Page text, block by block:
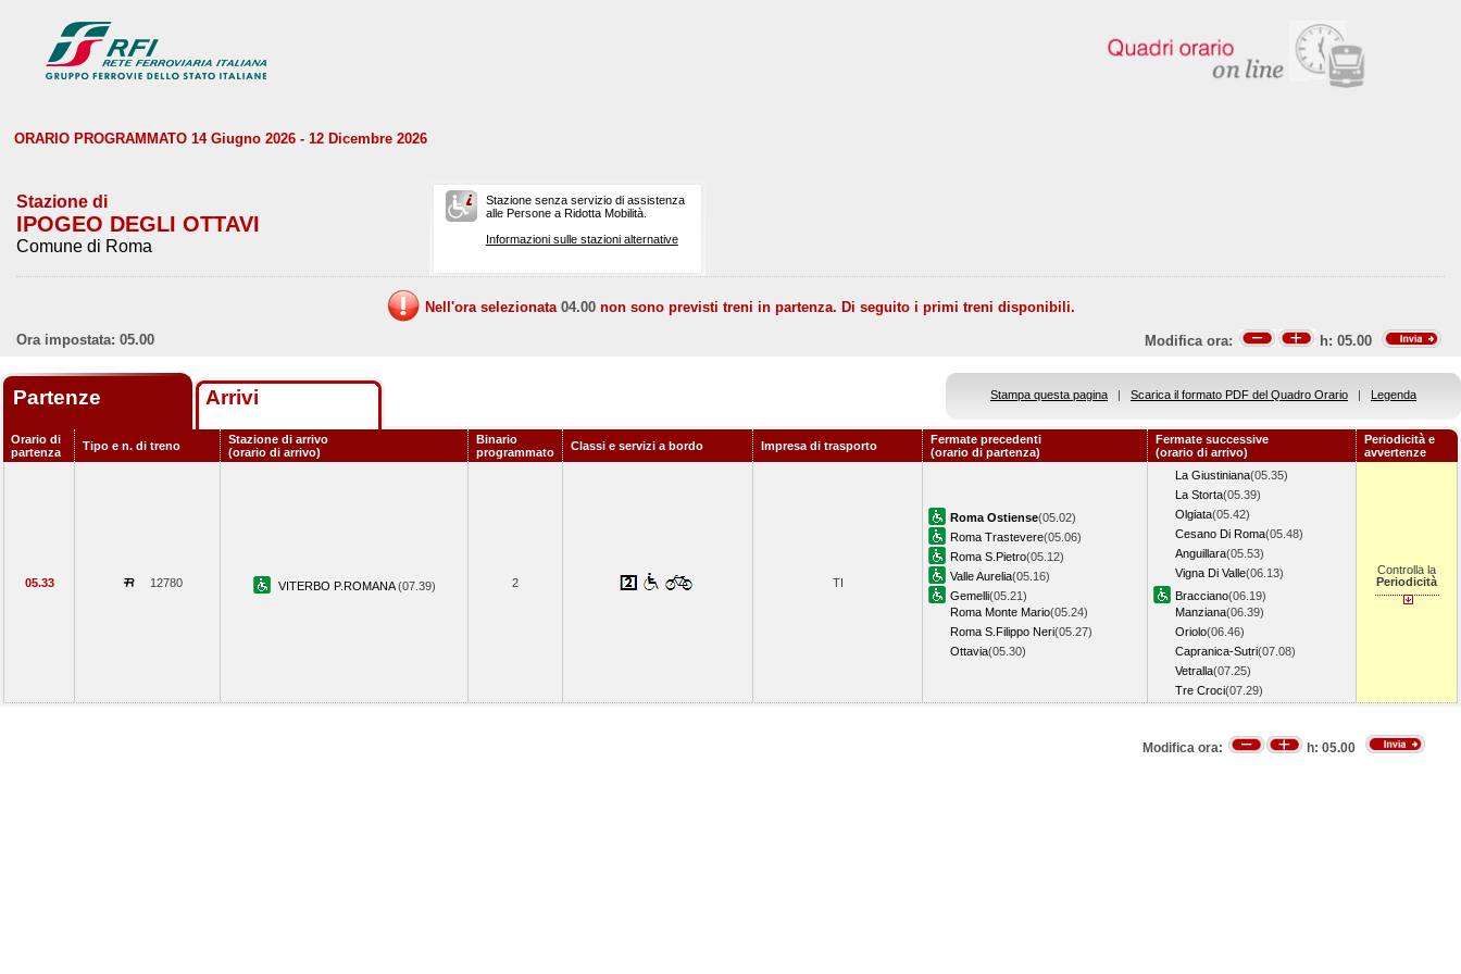
ORARIO PROGRAMMATO 14 Giugno 2026 - 12 Dicembre 2026
Stazione di
IPOGEO DEGLI OTTAVI
Comune di Roma
Stazione senza servizio di assistenza
alle Persone a Ridotta Mobilità.
Informazioni sulle stazioni alternative
Nell'ora selezionata 04.00 non sono previsti treni in partenza. Di seguito i primi treni disponibili.
Ora impostata: 05.00
Modifica ora: h: 05.00
Partenze Arrivi Stampa questa pagina | Scarica il formato PDF del Quadro Orario | Legenda
Orario di
partenza
Tipo e n. di treno
Stazione di arrivo
(orario di arrivo)
Binario
programmato
Classi e servizi a bordo Impresa di trasporto
Fermate precedenti
(orario di partenza)
Fermate successive
(orario di arrivo)
Periodicità e
avvertenze
05.33 12780 VITERBO P.ROMANA(07.39) 2 TI
Roma Ostiense(05.02)
Roma Trastevere(05.06)
Roma S.Pietro(05.12)
Valle Aurelia(05.16)
Gemelli(05.21)
Roma Monte Mario(05.24)
Roma S.Filippo Neri(05.27)
Ottavia(05.30)
La Giustiniana(05.35)
La Storta(05.39)
Olgiata(05.42)
Cesano Di Roma(05.48)
Anguillara(05.53)
Vigna Di Valle(06.13)
Bracciano(06.19)
Manziana(06.39)
Oriolo(06.46)
Capranica-Sutri(07.08)
Vetralla(07.25)
Tre Croci(07.29)
Controlla la
Periodicità
Modifica ora: h: 05.00